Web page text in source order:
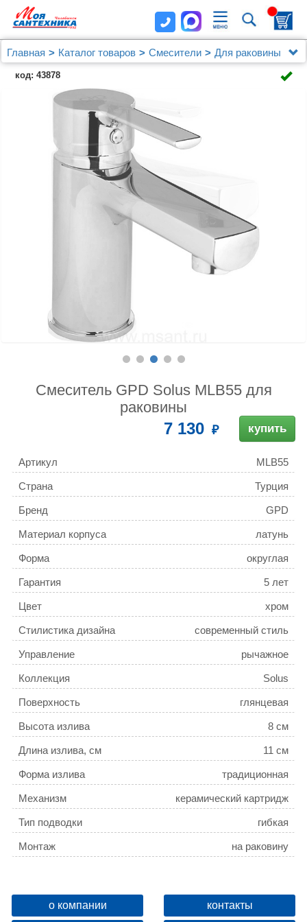
Главная Каталог товаров Смесители
Для раковины
Смеситель GPD Solus MLB55 для раковины
код: 43878
Смеситель GPD Solus MLB55 для
раковины
7 130 купить
Артикул MLB55
Страна Турция
Бренд GPD
Материал корпуса латунь
Форма округлая
Гарантия 5 лет
Цвет хром
Стилистика дизайна современный стиль
Управление рычажное
Коллекция Solus
Поверхность глянцевая
Высота излива 8 см
Длина излива, см 11 см
Форма излива традиционная
Механизм керамический картридж
Тип подводки гибкая
Монтаж на раковину
Отверстия для монтажа 1 отверстие
Ширина, см 4.6
о компании контакты